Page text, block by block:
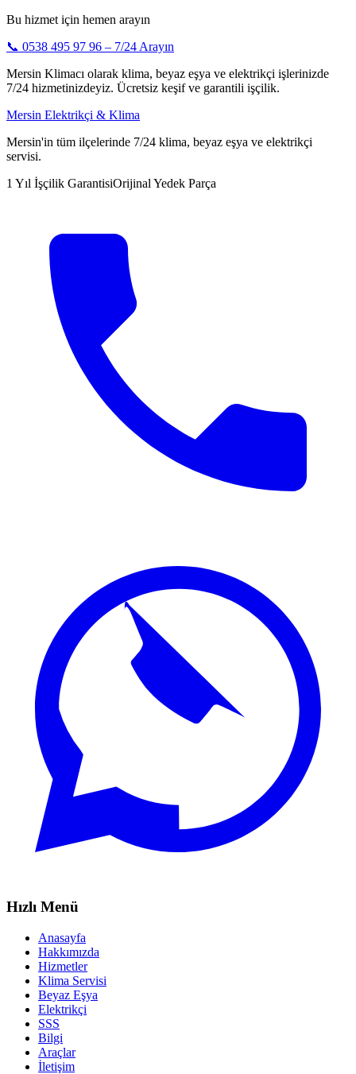
Bu hizmet için hemen arayın
📞 0538 495 97 96 – 7/24 Arayın
Mersin Klimacı olarak klima, beyaz eşya ve elektrikçi işlerinizde
7/24 hizmetinizdeyiz. Ücretsiz keşif ve garantili işçilik.
Mersin Elektrikçi & Klima
Mersin'in tüm ilçelerinde 7/24 klima, beyaz eşya ve elektrikçi
servisi.
1 Yıl İşçilik GarantisiOrijinal Yedek Parça
Hızlı Menü
Anasayfa
Hakkımızda
Hizmetler
Klima Servisi
Beyaz Eşya
Elektrikçi
SSS
Bilgi
Araçlar
İletişim